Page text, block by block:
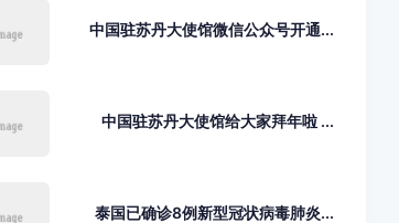
中国驻苏丹大使馆微信公众号开通...
中国驻苏丹大使馆给大家拜年啦 ...
泰国已确诊8例新型冠状病毒肺炎...